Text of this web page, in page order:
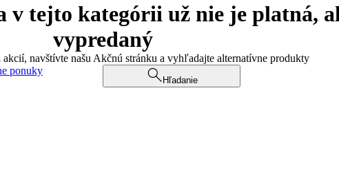
v tejto kategórii už nie je platná,
vypredaný
akcií, navštívte našu Akčnú stránku a vyhľadajte alternatívne produkty
ponuky
Hľadanie